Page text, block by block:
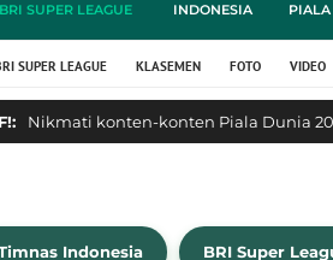
BRI SUPER LEAGUE INDONESIA
SUPER LEAGUE KLASEMEN FOTO VIDEO
Nikmati konten-konten Piala Dunia
Indonesia BRI Super